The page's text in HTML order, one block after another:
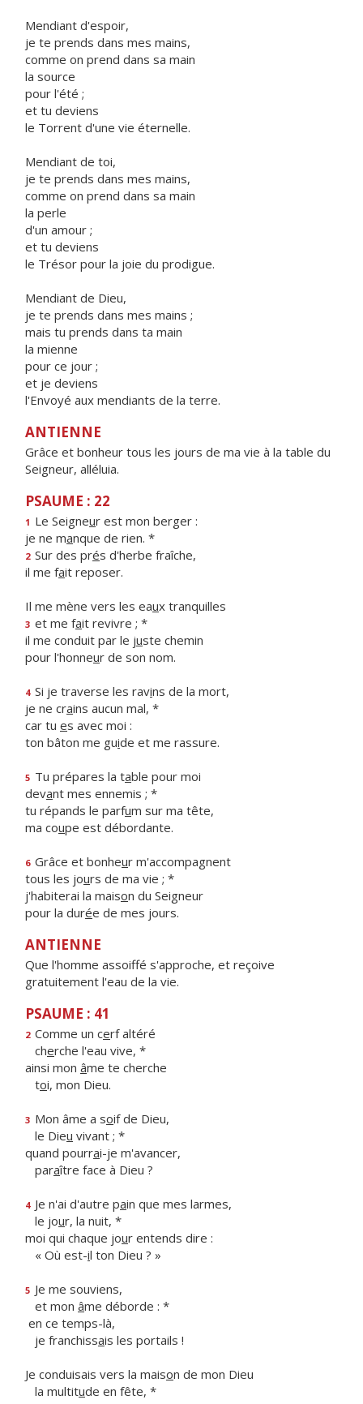
Mendiant d'espoir,
je te prends dans mes mains,
comme on prend dans sa main
la source
pour l'été ;
et tu deviens
le Torrent d'une vie éternelle.
Mendiant de toi,
je te prends dans mes mains,
comme on prend dans sa main
la perle
d'un amour ;
et tu deviens
le Trésor pour la joie du prodigue.
Mendiant de Dieu,
je te prends dans mes mains ;
mais tu prends dans ta main
la mienne
pour ce jour ;
et je deviens
l'Envoyé aux mendiants de la terre.
ANTIENNE
Grâce et bonheur tous les jours de ma vie à la table du
Seigneur, alléluia.
PSAUME : 22
1 Le Seigneur est mon berger :
je ne manque de rien. *
2 Sur des prés d'herbe fraîche,
il me fait reposer.
Il me mène vers les eaux tranquilles
3 et me fait revivre ; *
il me conduit par le juste chemin
pour l'honneur de son nom.
4 Si je traverse les ravins de la mort,
je ne crains aucun mal, *
car tu es avec moi :
ton bâton me guide et me rassure.
5 Tu prépares la table pour moi
devant mes ennemis ; *
tu répands le parfum sur ma tête,
ma coupe est débordante.
6 Grâce et bonheur m'accompagnent
tous les jours de ma vie ; *
j'habiterai la maison du Seigneur
pour la durée de mes jours.
ANTIENNE
Que l'homme assoiffé s'approche, et reçoive
gratuitement l'eau de la vie.
PSAUME : 41
2 Comme un cerf altéré
cherche l'eau vive, *
ainsi mon âme te cherche
toi, mon Dieu.
3 Mon âme a soif de Dieu,
le Dieu vivant ; *
quand pourrai-je m'avancer,
paraître face à Dieu ?
4 Je n'ai d'autre pain que mes larmes,
le jour, la nuit, *
moi qui chaque jour entends dire :
« Où est-il ton Dieu ? »
5 Je me souviens,
et mon âme déborde : *
en ce temps-là,
je franchissais les portails !
Je conduisais vers la maison de mon Dieu
la multitude en fête, *